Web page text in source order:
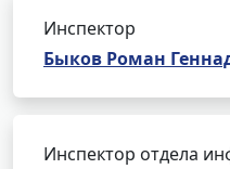
Инспектор
Быков Роман
Инспектор отдела